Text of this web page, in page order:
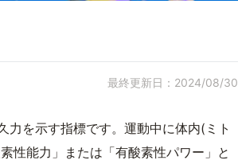
最終更新日：2024/08/30
を示す指標です。運動中に体内(ミト
性能力」または「有酸素性パワー」と